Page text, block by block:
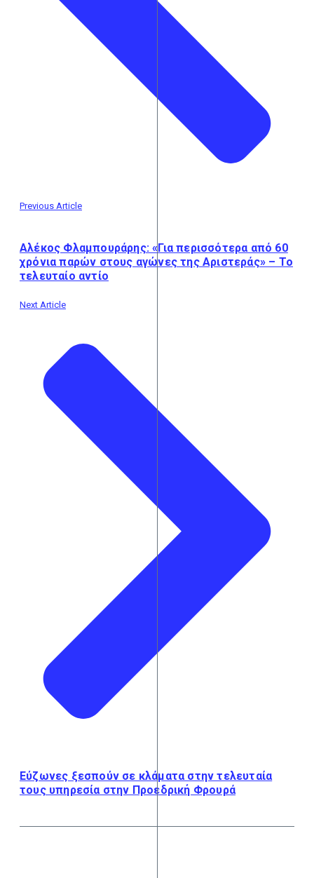
Previous Article
Αλέκος Φλαμπουράρης: «Για περισσότερα από 60
χρόνια παρών στους αγώνες της Αριστεράς» – Το
τελευταίο αντίο
Next Article
Εύζωνες ξεσπούν σε κλάματα στην τελευταία
τους υπηρεσία στην Προεδρική Φρουρά